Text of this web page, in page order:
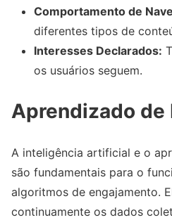
Comportamento de
diferentes tipos de
Interesses Declarados:
os usuários seguem.
Aprendizado de
A inteligência artificial e o
são fundamentais para o
algoritmos de engajamento.
continuamente os dados